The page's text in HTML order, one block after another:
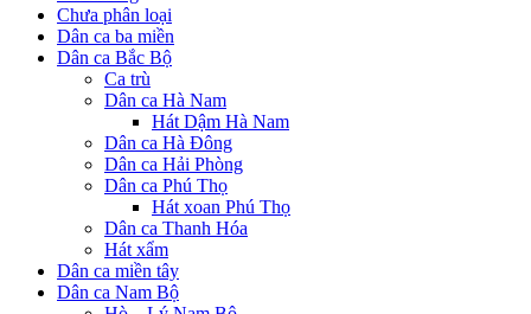
Chưa phân loại
Dân ca ba miền
Dân ca Bắc Bộ
Ca trù
Dân ca Hà Nam
Hát Dậm Hà Nam
Dân ca Hà Đông
Dân ca Hải Phòng
Dân ca Phú Thọ
Hát xoan Phú Thọ
Dân ca Thanh Hóa
Hát xẩm
Dân ca miền tây
Dân ca Nam Bộ